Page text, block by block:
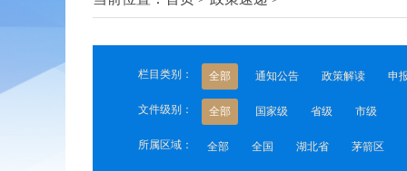
栏目类别： 全部 通知公告 政策解读 申
文件级别： 全部 国家级 省级 市级
所属区域： 全部 全国 湖北省 茅箭区